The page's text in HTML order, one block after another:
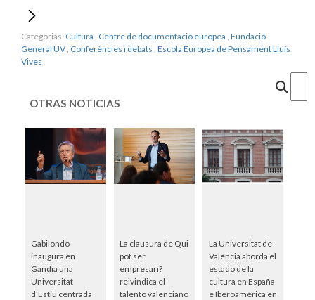
Categorias: Cultura Centre de documentació europea Fundació
General UV Conferències i debats Escola Europea de Pensament Lluís
Vives
OTRAS NOTICIAS
Gabilondo
inaugura en
Gandia una
Universitat
d’Estiu centrada
La clausura de Qui
pot ser
empresari?
reivindica el
talento valenciano
La Universitat de
València aborda el
estado de la
cultura en España
e Iberoamérica en